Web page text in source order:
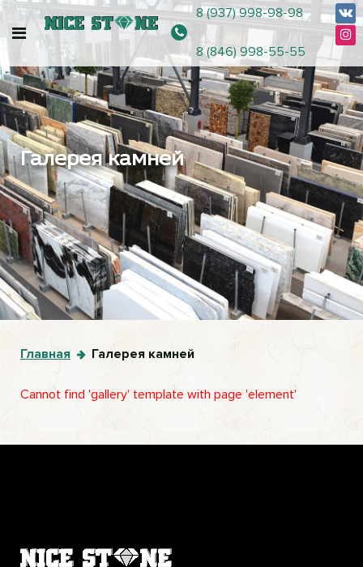
8 (937) 998-98-98
8 (846) 998-55-55
Галерея камней
Главная Галерея камней
Cannot find 'gallery' template with page 'element'